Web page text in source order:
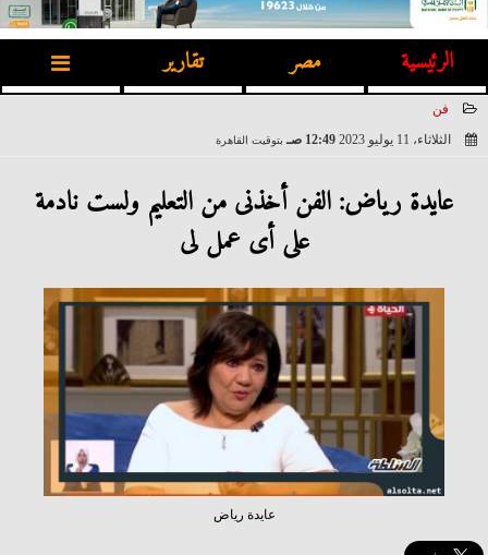
الرئيسية مصر تقارير
فن
الثلاثاء، 11 يوليو 2023
12:49 صـ بتوقيت القاهرة
عايدة رياض: الفن أخذنى من التعليم ولست نادمة
على أى عمل لى
عايدة رياض